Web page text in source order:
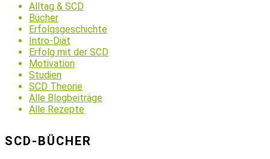
Alltag & SCD
Bücher
Erfolgsgeschichte
Intro-Diät
Erfolg mit der SCD
Motivation
Studien
SCD Theorie
Alle Blogbeiträge
Alle Rezepte
SCD-BÜCHER